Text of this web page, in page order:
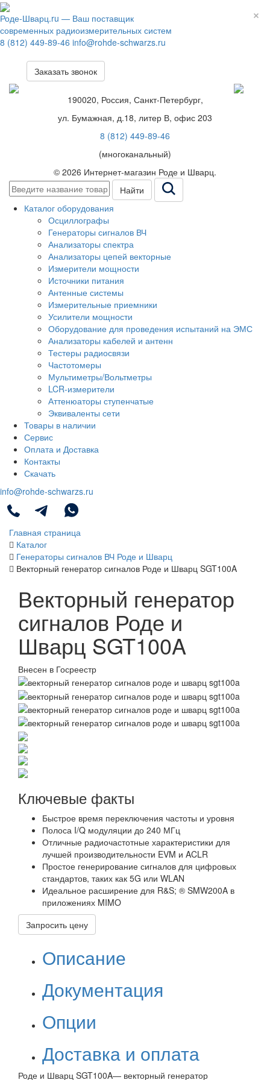
Роде-Шварц.ru — Ваш поставщик
современных радиоизмерительных систем
8 (812) 449-89-46 info@rohde-schwarzs.ru
Заказать звонок
190020, Россия, Санкт-Петербург,
ул. Бумажная, д.18, литер В, офис 203
8 (812) 449-89-46
(многоканальный)
© 2026 Интернет-магазин Роде и Шварц.
Найти
Каталог оборудования
Осциллографы
Генераторы сигналов ВЧ
Анализаторы спектра
Анализаторы цепей векторные
Измерители мощности
Источники питания
Антенные системы
Измерительные приемники
Усилители мощности
Оборудование для проведения испытаний на ЭМС
Анализаторы кабелей и антенн
Тестеры радиосвязи
Частотомеры
Мультиметры/Вольтметры
LCR-измерители
Аттенюаторы ступенчатые
Эквиваленты сети
Товары в наличии
Сервис
Оплата и Доставка
Контакты
Скачать
info@rohde-schwarzs.ru
Главная страница
Каталог
Генераторы сигналов ВЧ Роде и Шварц
Векторный генератор сигналов Роде и Шварц SGT100A
Векторный генератор
сигналов Роде и
Шварц SGT100A
Внесен в Госреестр
Ключевые факты
Быстрое время переключения частоты и уровня
Полоса I/Q модуляции до 240 МГц
Отличные радиочастотные характеристики для
лучшей производительности EVM и ACLR
Простое генерирование сигналов для цифровых
стандартов, таких как 5G или WLAN
Идеальное расширение для R&S; ® SMW200A в
приложениях MIMO
Запросить цену
Описание
Документация
Опции
Доставка и оплата
Роде и Шварц SGT100A— векторный генератор